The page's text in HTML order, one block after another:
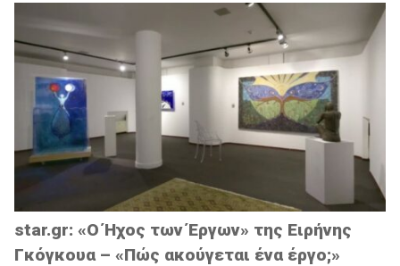
star.gr: «Ο Ήχος των Έργων» της Ειρήνης
Γκόγκουα – «Πώς ακούγεται ένα έργο;»